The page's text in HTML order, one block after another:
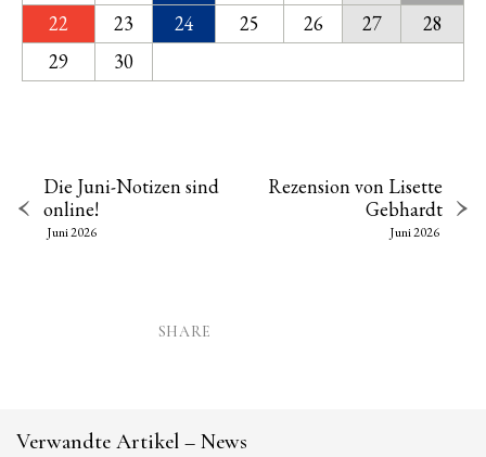
22
23 24 25 26 27
28
29
30
Die Juni-Notizen sind
online!
Juni 2026
Rezension von Lisette
Gebhardt
Juni 2026
SHARE
Verwandte Artikel – News